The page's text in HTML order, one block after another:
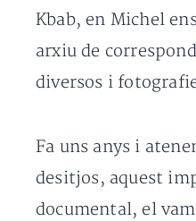
Kbab, en Michel
arxiu de
diversos i
Fa uns anys i
desitjos, aquest
documental, el